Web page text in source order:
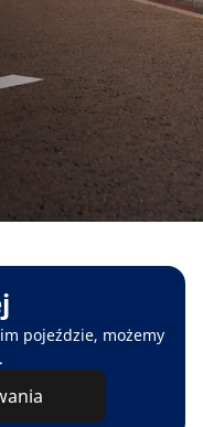
pojeździe, możemy